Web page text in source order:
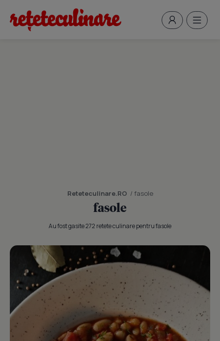
Reteteculinare.RO / fasole
fasole
Au fost gasite 272 retete culinare pentru fasole